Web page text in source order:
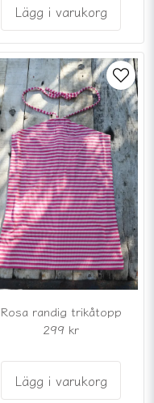
Lägg i varukorg
Rosa randig trikåtopp
299 kr
Lägg i varukorg